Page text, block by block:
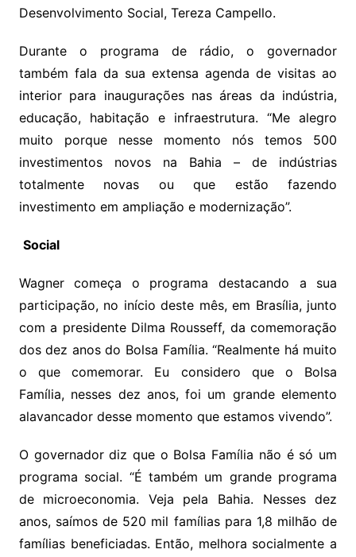
Desenvolvimento Social, Tereza Campello.
Durante o programa de rádio, o governador
também fala da sua extensa agenda de visitas ao
interior para inaugurações nas áreas da indústria,
educação, habitação e infraestrutura. “Me alegro
muito porque nesse momento nós temos 500
investimentos novos na Bahia – de indústrias
totalmente novas ou que estão fazendo
investimento em ampliação e modernização”.
Social
Wagner começa o programa destacando a sua
participação, no início deste mês, em Brasília, junto
com a presidente Dilma Rousseff, da comemoração
dos dez anos do Bolsa Família. “Realmente há muito
o que comemorar. Eu considero que o Bolsa
Família, nesses dez anos, foi um grande elemento
alavancador desse momento que estamos vivendo”.
O governador diz que o Bolsa Família não é só um
programa social. “É também um grande programa
de microeconomia. Veja pela Bahia. Nesses dez
anos, saímos de 520 mil famílias para 1,8 milhão de
famílias beneficiadas. Então, melhora socialmente a